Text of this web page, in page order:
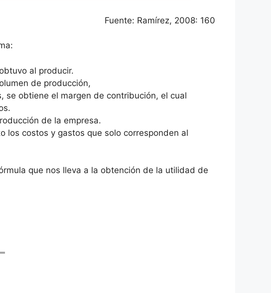
Fuente: Ramírez, 2008: 160
al producir.
de producción,
se obtiene el margen de contribución, el cual
de la empresa.
los costos y gastos que solo corresponden al
que nos lleva a la obtención de la utilidad de